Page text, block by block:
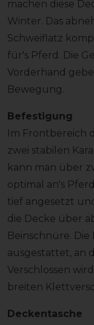
machen diese
Winter. Das
Schweiflatz
für's Pferd. Die
Vorderhand
Bewegung.
Befestigung
Im Frontbereich
zwei stabilen
kann man über
optimal an's
tief angesetzt
die Decke über
Beinschnüre.
ausgestattet, an
Verschlossen
breiten
Deckentasche